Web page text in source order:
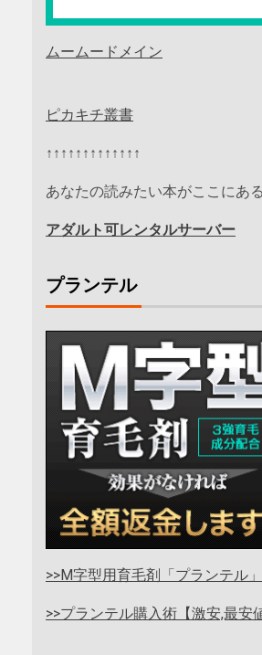
ムームードメイン
ピカキチ叢書
↑↑↑↑↑↑↑↑↑↑↑↑↑
あなたの読みたい本がここにある
アダルト可レンタルサーバー
プランテル
>>M字型用育毛剤「プランテル
>>プランテル購入術【激安,最安